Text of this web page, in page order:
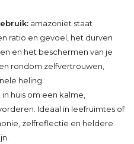
amazoniet staat
ratio en gevoel, het durven
en het beschermen van je
rondom zelfvertrouwen,
heling.
huis om een kalme,
Ideaal in leefruimtes of
zelfreflectie en heldere